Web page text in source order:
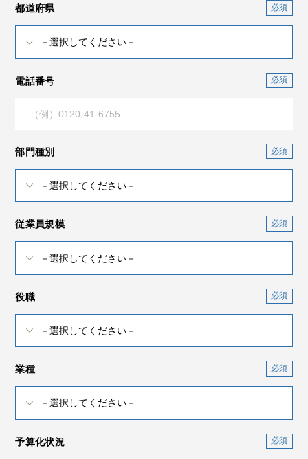
都道府県
電話番号
部門種別
従業員規模
役職
業種
予算化状況